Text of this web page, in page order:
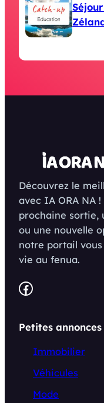
Découvrez le
avec IA ORA NA
prochaine sortie,
ou une nouvelle
notre portail
vie au fenua.
Facebook
Petites annonces
Immobilier
Véhicules
Mode